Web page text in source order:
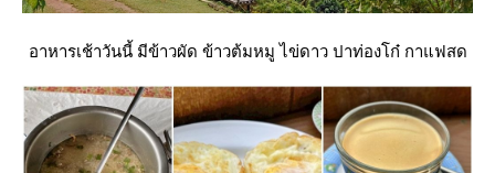
อาหารเช้าวันนี้ มีข้าวผัด ข้าวต้มหมู ไข่ดาว ปาท่องโก๋ กาแฟสด